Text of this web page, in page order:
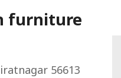
furniture
furniture
56613